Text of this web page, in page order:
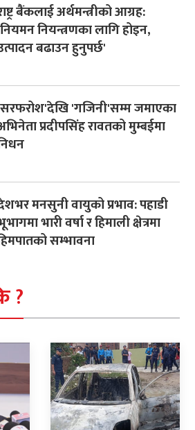
बैंकलाई अर्थमन्त्रीको आग्रह:
नियन्त्रणका लागि होइन,
बढाउन हुनुपर्छ'
'गजिनी'सम्म जमाएका
प्रदीपसिंह रावतको मुम्बईमा
मनसुनी वायुको प्रभाव: पहाडी
भारी वर्षा र हिमाली क्षेत्रमा
सम्भावना
?